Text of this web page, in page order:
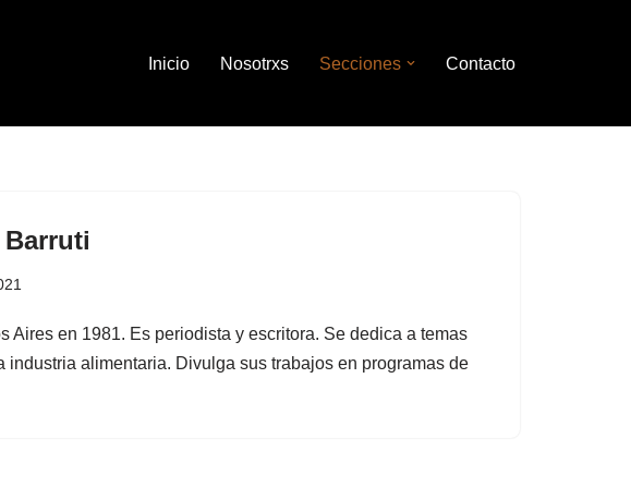
Inicio Nosotrxs Secciones Contacto
Aires en 1981. Es periodista y escritora. Se dedica a temas
alimentaria. Divulga sus trabajos en programas de